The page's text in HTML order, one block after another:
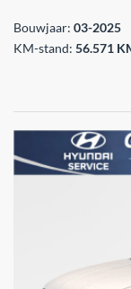
Bouwjaar: 03-2025
KM-stand: 56.571